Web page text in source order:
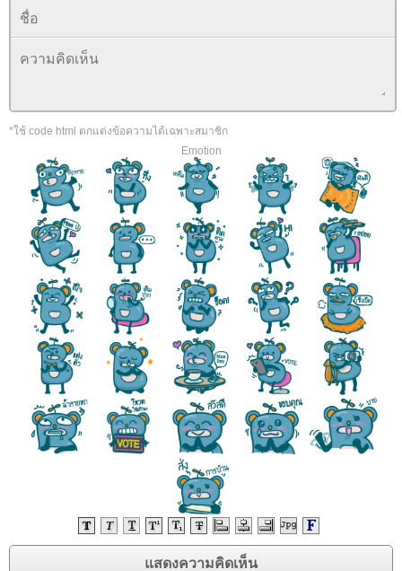
*ใช้ code html ตกแต่งข้อความได้เฉพาะสมาชิก
Emotion